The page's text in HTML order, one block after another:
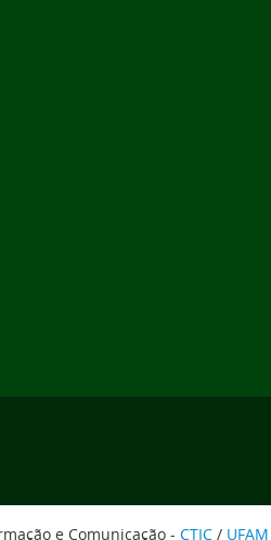
e Comunicação - CTIC / UFAM